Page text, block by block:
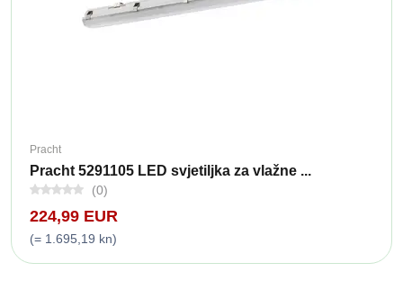
Pracht
Pracht 5291105 LED svjetiljka za vlažne ...
(0)
224,99 EUR
(= 1.695,19 kn)